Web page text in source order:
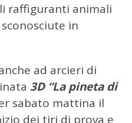
raffiguranti animali
in
ad arcieri di
3D “La pineta di
sabato mattina il
dei tiri di prova e